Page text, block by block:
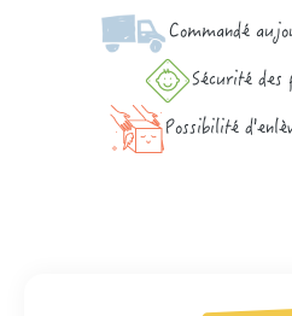
Commandé
Sécurité des
Possibilité